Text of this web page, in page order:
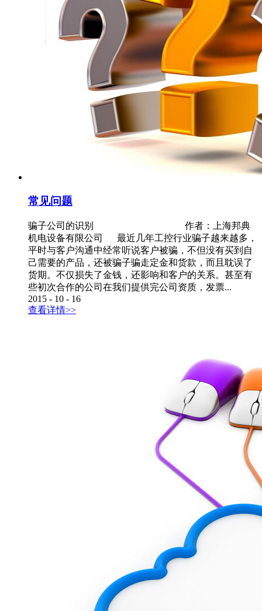
常见问题
骗子公司的识别 作者：上海邦典
机电设备有限公司 最近几年工控行业骗子越来越多，
平时与客户沟通中经常听说客户被骗，不但没有买到自
己需要的产品，还被骗子骗走定金和货款，而且耽误了
货期。不仅损失了金钱，还影响和客户的关系。甚至有
些初次合作的公司在我们提供完公司资质，发票...
2015 - 10 - 16
查看详情>>